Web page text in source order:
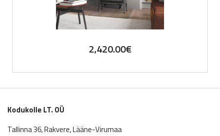
2,420.00€
Kodukolle LT. OÜ
Tallinna 36, Rakvere, Lääne-Virumaa